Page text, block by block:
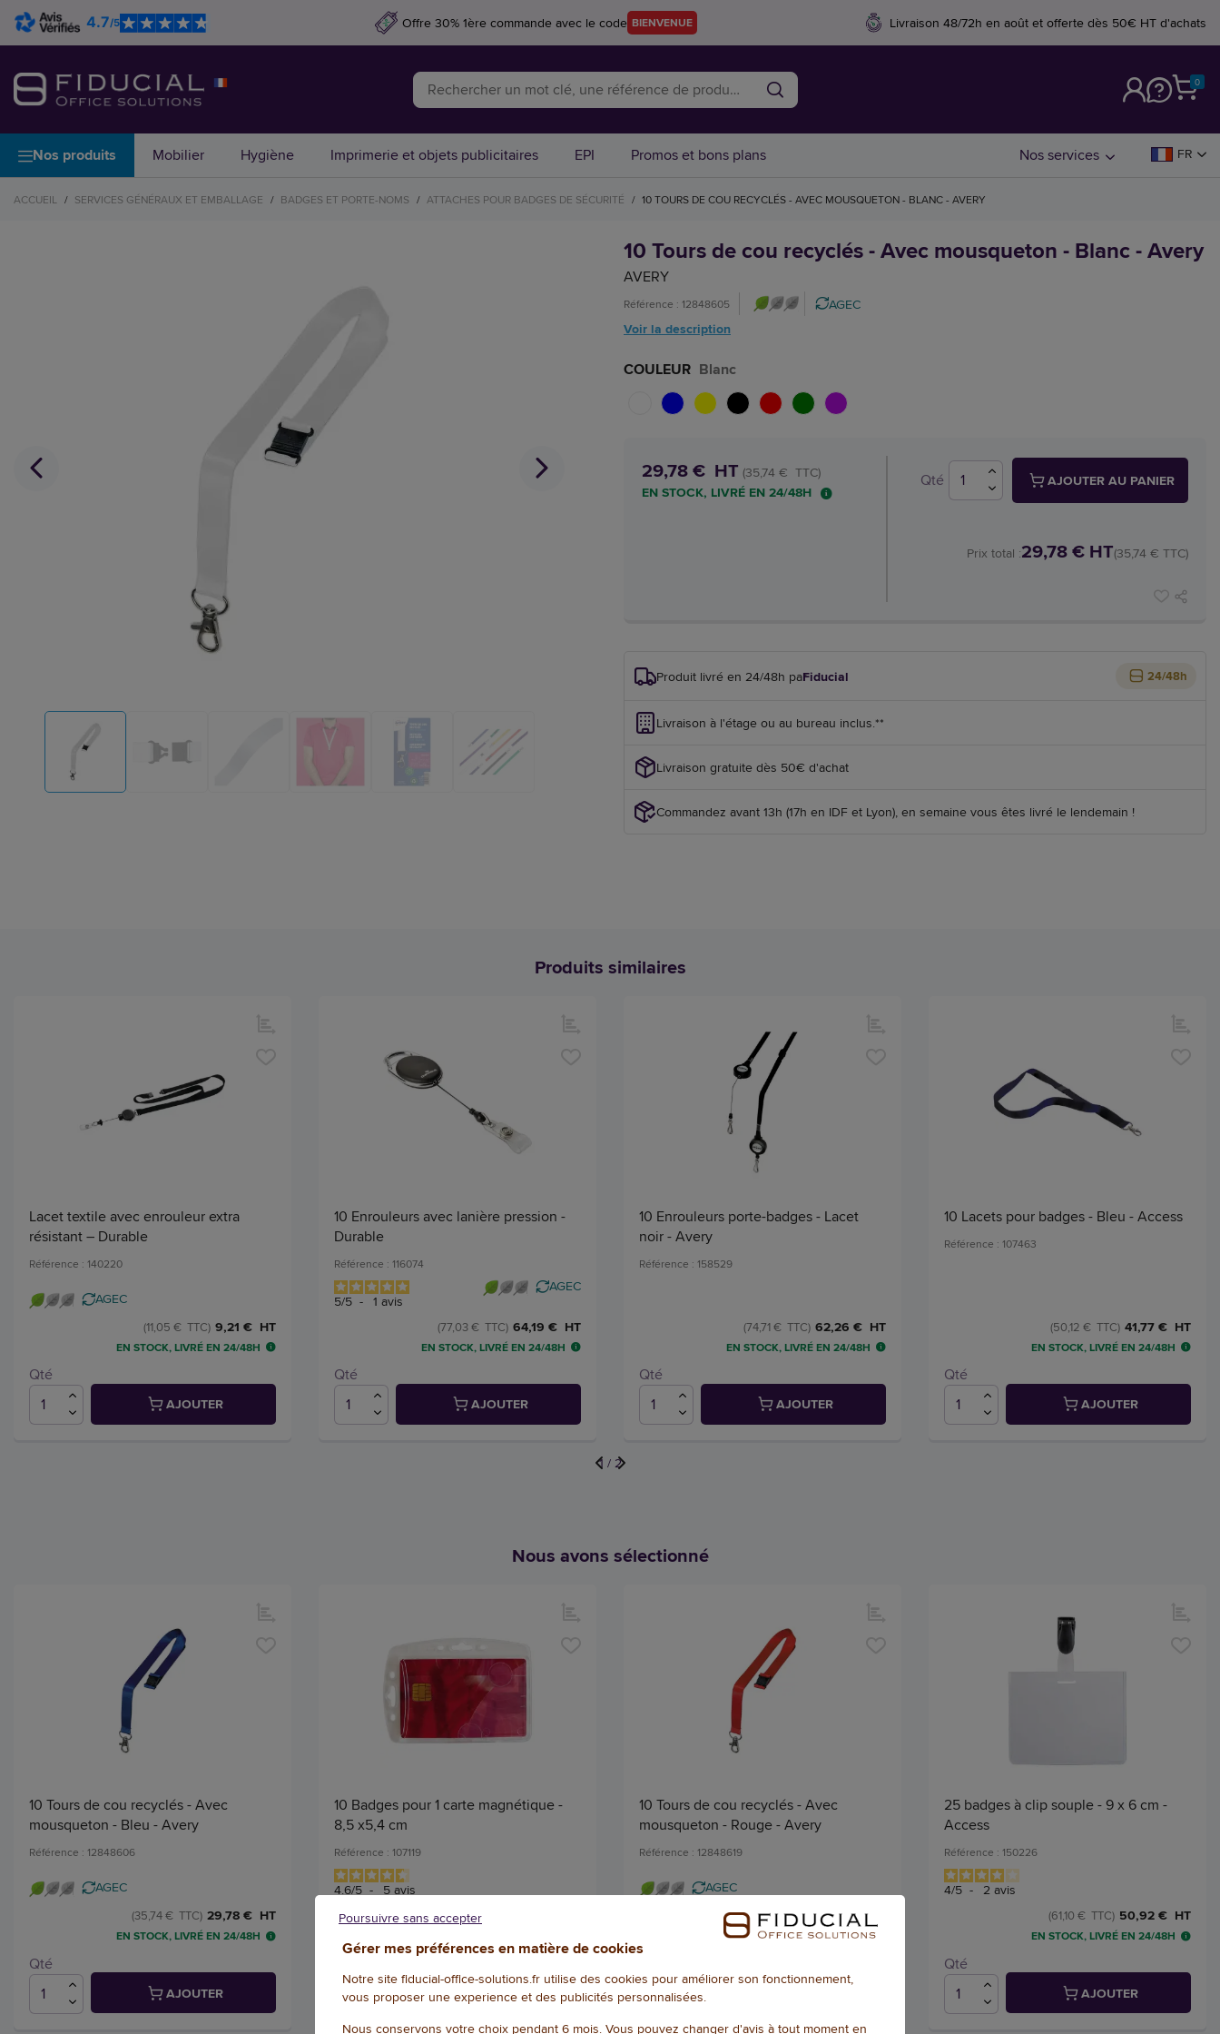
4.7/5 Offre 30% 1ère commande avec le code BIENVENUE Livraison 48/72h en août et offerte dès 50€ HT d'achats
0
Nos produits Mobilier Hygiène Imprimerie et objets publicitaires EPI Promos et bons plans Nos services FR
ACCUEIL / SERVICES GÉNÉRAUX ET EMBALLAGE / BADGES ET PORTE-NOMS / ATTACHES POUR BADGES DE SÉCURITÉ / 10 TOURS DE COU RECYCLÉS - AVEC MOUSQUETON - BLANC - AVERY
10 Tours de cou recyclés - Avec mousqueton - Blanc - Avery
AVERY
Référence : 12848605
AGEC
Voir la description
COULEUR Blanc
29,78 € HT (35,74 € TTC)
EN STOCK, LIVRÉ EN 24/48H
Qté AJOUTER AU PANIER
Prix total :29,78 € HT(35,74 € TTC)
Produit livré en 24/48h parFiducial 24/48h
Livraison à l'étage ou au bureau inclus.**
Livraison gratuite dès 50€ d'achat
Commandez avant 13h (17h en IDF et Lyon), en semaine vous êtes livré le lendemain !
Produits similaires
Lacet textile avec enrouleur extra
résistant – Durable
Référence : 140220
AGEC
9,21 € HT
(11,05 € TTC)
EN STOCK, LIVRÉ EN 24/48H
Qté
AJOUTER
10 Enrouleurs avec lanière pression -
Durable
Référence : 116074
5/5 - 1 avis
AGEC
64,19 € HT
(77,03 € TTC)
EN STOCK, LIVRÉ EN 24/48H
Qté
AJOUTER
10 Enrouleurs porte-badges - Lacet
noir - Avery
Référence : 158529
62,26 € HT
(74,71 € TTC)
EN STOCK, LIVRÉ EN 24/48H
Qté
AJOUTER
10 Lacets pour badges - Bleu - Access
Référence : 107463
41,77 € HT
(50,12 € TTC)
EN STOCK, LIVRÉ EN 24/48H
Qté
AJOUTER
1 / 2
Nous avons sélectionné
10 Tours de cou recyclés - Avec
mousqueton - Bleu - Avery
Référence : 12848606
AGEC
29,78 € HT
(35,74 € TTC)
EN STOCK, LIVRÉ EN 24/48H
Qté
AJOUTER
10 Badges pour 1 carte magnétique -
8,5 x5,4 cm
Référence : 107119
4.6/5 - 5 avis
(50,22 € TTC)
AJOUTER
10 Tours de cou recyclés - Avec
mousqueton - Rouge - Avery
Référence : 12848619
AGEC
29,78 € HT
(35,74 € TTC)
EN STOCK, LIVRÉ EN 24/48H
25 badges à clip souple - 9 x 6 cm -
Access
Référence : 150226
4/5 - 2 avis
50,92 € HT
(61,10 € TTC)
EN STOCK, LIVRÉ EN 24/48H
Qté
AJOUTER
Gérer mes préférences en matière de cookies
Notre site fiducial-office-solutions.fr utilise des cookies pour améliorer son fonctionnement,
vous proposer une experience et des publicités personnalisées.
Nous conservons votre choix pendant 6 mois. Vous pouvez changer d'avis à tout moment en
Poursuivre sans accepter